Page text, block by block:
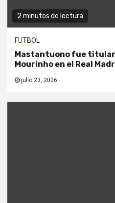
2 minutos de lectura
FUTBOL
Mastantuono fue
Mourinho en el Real
julio 23, 2026